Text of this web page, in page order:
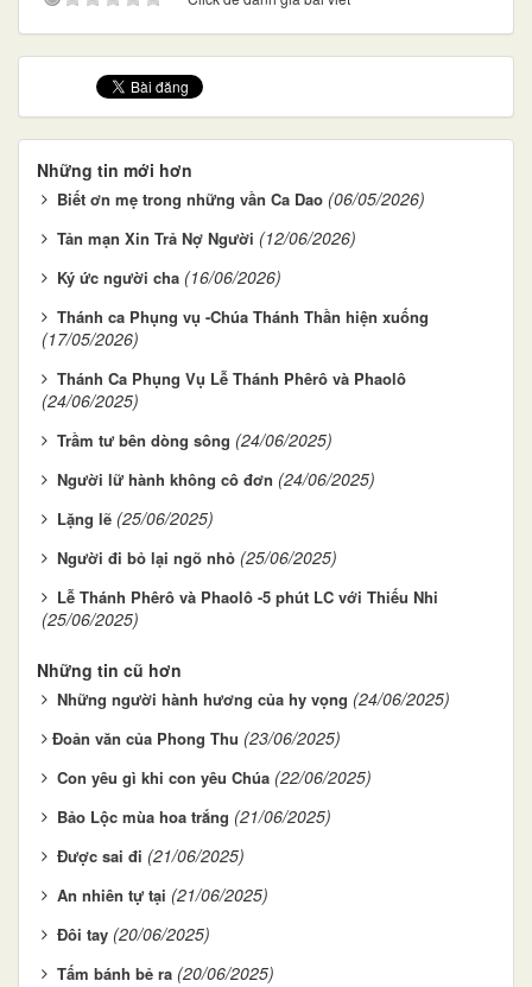
Những tin mới hơn
Biết ơn mẹ trong những vần Ca Dao (06/05/2026)
Tản mạn Xin Trả Nợ Người (12/06/2026)
Ký ức người cha (16/06/2026)
Thánh ca Phụng vụ -Chúa Thánh Thần hiện xuống
(17/05/2026)
Thánh Ca Phụng Vụ Lễ Thánh Phêrô và Phaolô
(24/06/2025)
Trầm tư bên dòng sông (24/06/2025)
Người lữ hành không cô đơn (24/06/2025)
Lặng lẽ (25/06/2025)
Người đi bỏ lại ngõ nhỏ (25/06/2025)
Lễ Thánh Phêrô và Phaolô -5 phút LC với Thiếu Nhi
(25/06/2025)
Những tin cũ hơn
Những người hành hương của hy vọng (24/06/2025)
​​​​​​​Đoản văn của Phong Thu (23/06/2025)
Con yêu gì khi con yêu Chúa (22/06/2025)
Bảo Lộc mùa hoa trắng (21/06/2025)
Được sai đi (21/06/2025)
An nhiên tự tại (21/06/2025)
Đôi tay (20/06/2025)
Tấm bánh bẻ ra (20/06/2025)